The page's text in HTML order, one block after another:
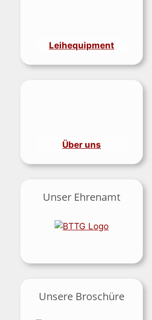
Leihequipment
Über uns
Unser Ehrenamt
Unsere Broschüre